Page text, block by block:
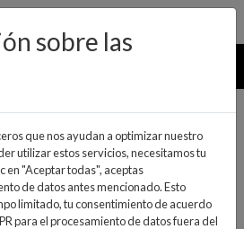
836sobre las
que nos ayudan a optimizar nuestro
utilizar estos servicios, necesitamos tu
en "Aceptar todas", aceptas
de datos antes mencionado. Esto
limitado, tu consentimiento de acuerdo
para el procesamiento de datos fuera del